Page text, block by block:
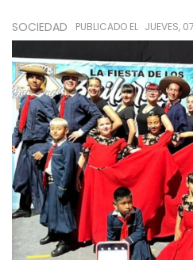
SOCIEDAD PUBLICADO EL JUEVES,